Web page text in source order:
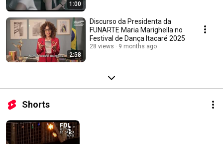
1:00
2:58
Discurso da Presidenta da
FUNARTE Maria Marighella no
Festival de Dança Itacaré 2025
28 views 9 months ago
Shorts